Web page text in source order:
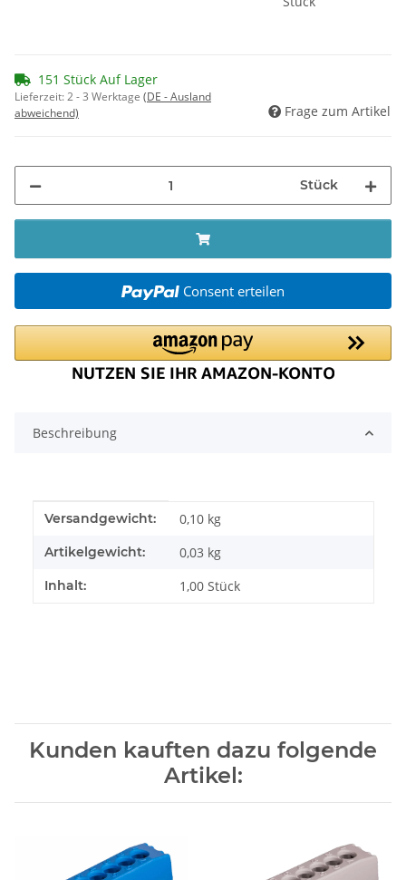
151 Stück Auf Lager
Lieferzeit:2 - 3 Werktage (DE - Ausland
abweichend)
Frage zum Artikel
Stück
Consent erteilen
Beschreibung
Produkteigenschaft
Wert
Versandgewicht: 0,10 kg
Artikelgewicht: 0,03 kg
Inhalt: 1,00 Stück
Kunden kauften dazu folgende
Artikel: